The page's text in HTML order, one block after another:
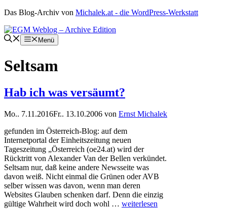
Zum
springen
Das Blog-Archiv von Michalek.at - die WordPress-Werkstatt
Menü
Seltsam
Hab ich was versäumt?
Mo.. 7.11.2016Fr.. 13.10.2006 von Ernst Michalek
gefunden im Österreich-Blog: auf dem
Internetportal der Einheitszeitung neuen
Tageszeitung „Österreich (oe24.at) wird der
Rücktritt von Alexander Van der Bellen verkündet.
Seltsam nur, daß keine andere Newsseite was
davon weiß. Nicht einmal die Grünen oder AVB
selber wissen was davon, wenn man deren
Websites Glauben schenken darf. Denn die einzig
gültige Wahrheit wird doch wohl … weiterlesen